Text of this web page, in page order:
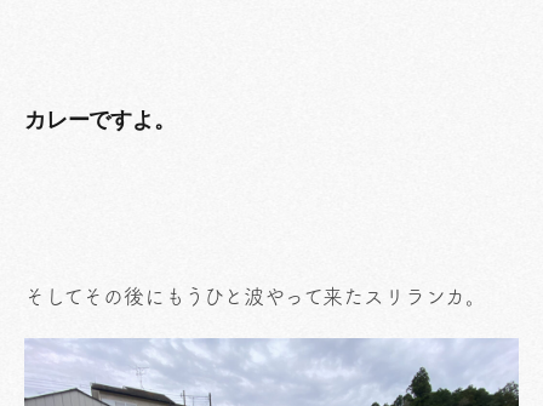
カレーですよ。
そしてその後にもうひと波やって来たスリランカ。